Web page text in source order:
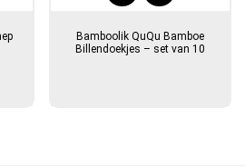
Bamboolik QuQu Bamboe
Billendoekjes – set van 10